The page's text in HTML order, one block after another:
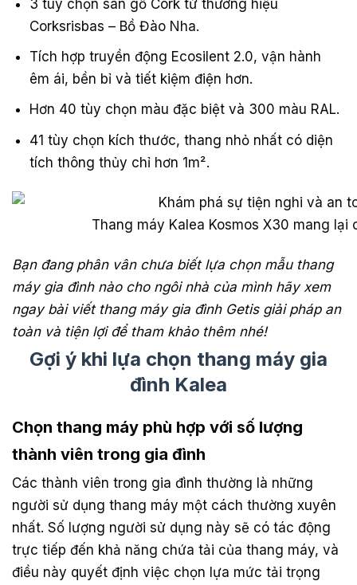
3 tùy chọn sàn gỗ Cork từ thương hiệu
Corksrisbas – Bồ Đào Nha.
Tích hợp truyền động Ecosilent 2.0, vận hành
êm ái, bền bỉ và tiết kiệm điện hơn.
Hơn 40 tùy chọn màu đặc biệt và 300 màu RAL.
41 tùy chọn kích thước, thang nhỏ nhất có diện
tích thông thủy chỉ hơn 1m².
Thang máy Kalea Kosmos X30 mang
Bạn đang phân vân chưa biết lựa chọn mẫu thang
máy gia đình nào cho ngôi nhà của mình hãy xem
ngay bài viết thang máy gia đình Getis giải pháp an
toàn và tiện lợi để tham khảo thêm nhé!
Gợi ý khi lựa chọn thang máy gia
đình Kalea
Chọn thang máy phù hợp với số lượng
thành viên trong gia đình
Các thành viên trong gia đình thường là những
người sử dụng thang máy một cách thường xuyên
nhất. Số lượng người sử dụng này sẽ có tác động
trực tiếp đến khả năng chứa tải của thang máy, và
điều này quyết định việc chọn lựa mức tải trọng